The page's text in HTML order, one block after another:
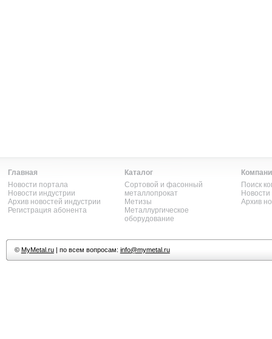
Главная
Новости портала
Новости индустрии
Архив новостей индустрии
Регистрация абонента
Каталог
Сортовой и фасонный
металлопрокат
Метизы
Металлургическое
оборудование
Поиск
Архив
© MyMetal.ru| по всем вопросам: info@mymetal.ru